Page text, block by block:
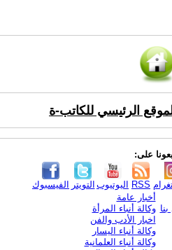
الرئيسي للكاتب-ة
على:
الفيسبوك التويتر اليوتيوب RSS
أخبار عامة
وكالة أنباء المرأة
اخبار الأدب والفن
وكالة أنباء اليسار
وكالة أنباء العلمانية